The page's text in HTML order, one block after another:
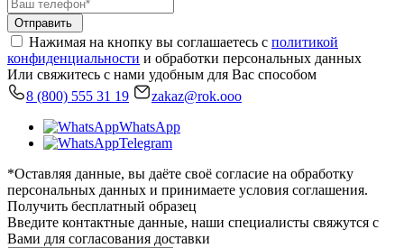
Отправить
Нажимая на кнопку вы соглашаетесь с политикой
конфиденциальности и обработки персональных данных
Или свяжитесь с нами удобным для Вас способом
8 (800) 555 31 19
zakaz@rok.ooo
WhatsApp
Telegram
*Оставляя данные, вы даёте своё согласие на обработку
персональных данных и принимаете условия соглашения.
Получить бесплатный образец
Введите контактные данные, наши специалисты свяжутся с
Вами для согласования доставки